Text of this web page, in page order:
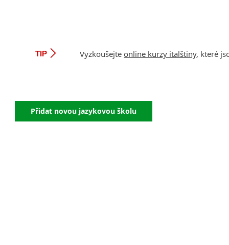
TIP Vyzkoušejte online kurzy italštiny, které
Přidat novou jazykovou školu